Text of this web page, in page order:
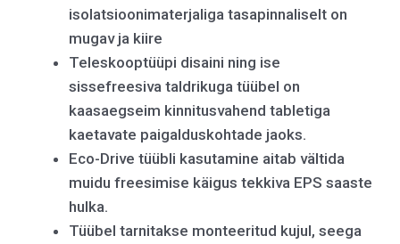
isolatsioonimaterjaliga tasapinnaliselt on
mugav ja kiire
Teleskooptüüpi disaini ning ise
sissefreesiva taldrikuga tüübel on
kaasaegseim kinnitusvahend tabletiga
kaetavate paigalduskohtade jaoks.
Eco-Drive tüübli kasutamine aitab vältida
muidu freesimise käigus tekkiva EPS saaste
hulka.
Tüübel tarnitakse monteeritud kujul, seega